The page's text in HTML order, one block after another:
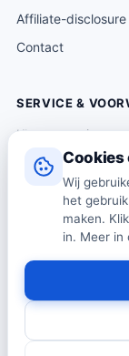
Cookies
Wij
het
maken.
in. Meer in
Affiliate-disclosure
Contact
SERVICE &
Klantenservice
Verzending &
Retourneren
Algemene